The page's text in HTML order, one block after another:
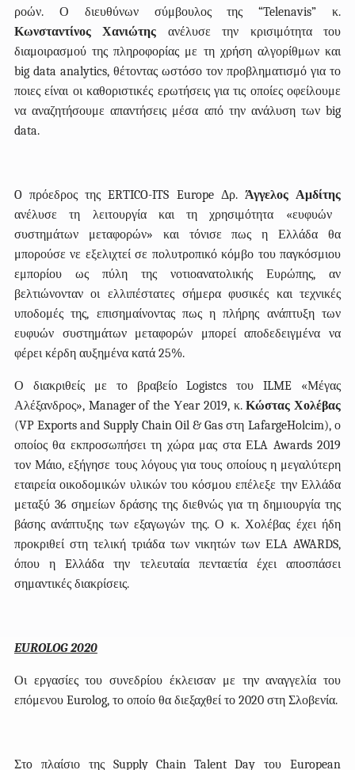
ροών. Ο διευθύνων σύμβουλος της “Telenavis” κ.
Κωνσταντίνος Χανιώτης ανέλυσε την κρισιμότητα του
διαμοιρασμού της πληροφορίας με τη χρήση αλγορίθμων και
big data analytics, θέτοντας ωστόσο τον προβληματισμό για το
ποιες είναι οι καθοριστικές ερωτήσεις για τις οποίες οφείλουμε
να αναζητήσουμε απαντήσεις μέσα από την ανάλυση των big
data.
O πρόεδρος της ERTICO-ITS Europe Δρ. Άγγελος Αμδίτης
ανέλυσε τη λειτουργία και τη χρησιμότητα «ευφυών
συστημάτων μεταφορών» και τόνισε πως η Ελλάδα θα
μπορούσε νε εξελιχτεί σε πολυτροπικό κόμβο του παγκόσμιου
εμπορίου ως πύλη της νοτιοανατολικής Ευρώπης, αν
βελτιώνονταν οι ελλιπέστατες σήμερα φυσικές και τεχνικές
υποδομές της, επισημαίνοντας πως η πλήρης ανάπτυξη των
ευφυών συστημάτων μεταφορών μπορεί αποδεδειγμένα να
φέρει κέρδη αυξημένα κατά 25%.
Ο διακριθείς με το βραβείο Logistcs του ILME «Μέγας
Αλέξανδρος», Manager of the Υear 2019, κ.Κώστας Χολέβας
(VP Exports and Supply Chain Oil & Gas στη LafargeHolcim), ο
οποίος θα εκπροσωπήσει τη χώρα μας στα ΕLA Awards 2019
τον Μάιο, εξήγησε τους λόγους για τους οποίους η μεγαλύτερη
εταιρεία οικοδομικών υλικών του κόσμου επέλεξε την Ελλάδα
μεταξύ 36 σημείων δράσης της διεθνώς για τη δημιουργία της
βάσης ανάπτυξης των εξαγωγών της. Ο κ. Χολέβας έχει ήδη
προκριθεί στη τελική τριάδα των νικητών των ΕLA AWARDS,
όπου η Eλλάδα την τελευταία πενταετία έχει αποσπάσει
σημαντικές διακρίσεις.
EUROLOG2020
Οι εργασίες του συνεδρίου έκλεισαν με την αναγγελία του
επόμενου Eurolog, το οποίο θα διεξαχθεί το 2020 στη Σλοβενία.
Στoπλαίσιο της Supply Chain Talent Day τουEuropean